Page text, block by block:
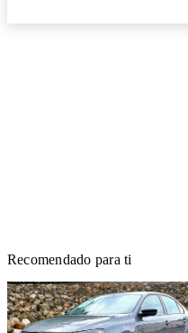
Recomendado para ti